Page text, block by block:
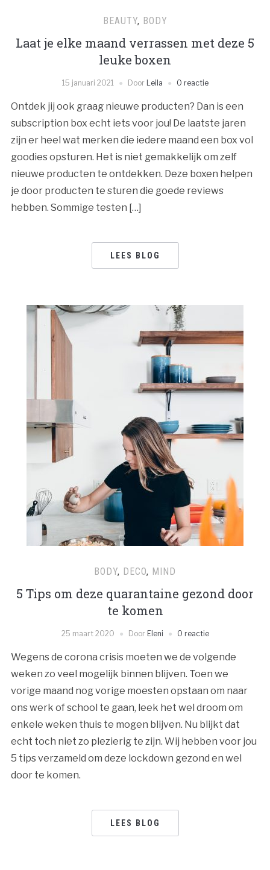
BEAUTY, BODY
Laat je elke maand verrassen met deze 5
leuke boxen
15 januari 2021 Door Leila 0 reactie
Ontdek jij ook graag nieuwe producten? Dan is een
subscription box echt iets voor jou! De laatste jaren
zijn er heel wat merken die iedere maand een box vol
goodies opsturen. Het is niet gemakkelijk om zelf
nieuwe producten te ontdekken. Deze boxen helpen
je door producten te sturen die goede reviews
hebben. Sommige testen […]
LEES BLOG
BODY, DECO, MIND
5 Tips om deze quarantaine gezond door
te komen
25 maart 2020 Door Eleni 0 reactie
Wegens de corona crisis moeten we de volgende
weken zo veel mogelijk binnen blijven. Toen we
vorige maand nog vorige moesten opstaan om naar
ons werk of school te gaan, leek het wel droom om
enkele weken thuis te mogen blijven. Nu blijkt dat
echt toch niet zo plezierig te zijn. Wij hebben voor jou
5 tips verzameld om deze lockdown gezond en wel
door te komen.
LEES BLOG